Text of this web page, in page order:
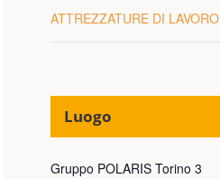
ATTREZZATURE DI LAVORO
Luogo
Gruppo POLARIS Torino 3